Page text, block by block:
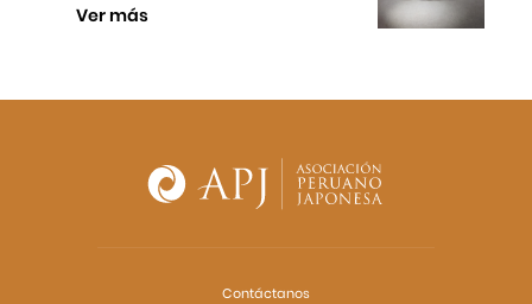
Ver más
Contáctanos